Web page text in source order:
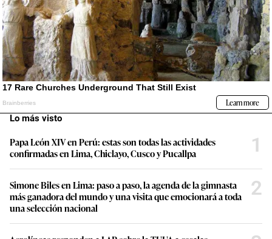
Lo más visto
Papa León XIV en Perú: estas son todas las actividades
confirmadas en Lima, Chiclayo, Cusco y Pucallpa
1
Simone Biles en Lima: paso a paso, la agenda de la gimnasta
más ganadora del mundo y una visita que emocionará a toda
una selección nacional
2